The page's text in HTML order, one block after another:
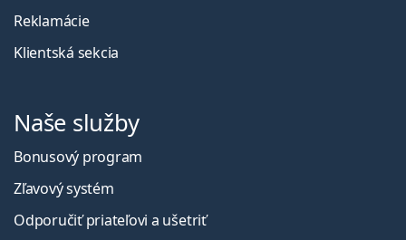
Reklamácie
Klientská sekcia
Naše služby
Bonusový program
Zľavový systém
Odporučiť priateľovi a ušetriť